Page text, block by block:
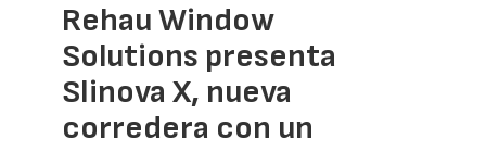
Rehau Window
Solutions presenta
Slinova X, nueva
corredera con un